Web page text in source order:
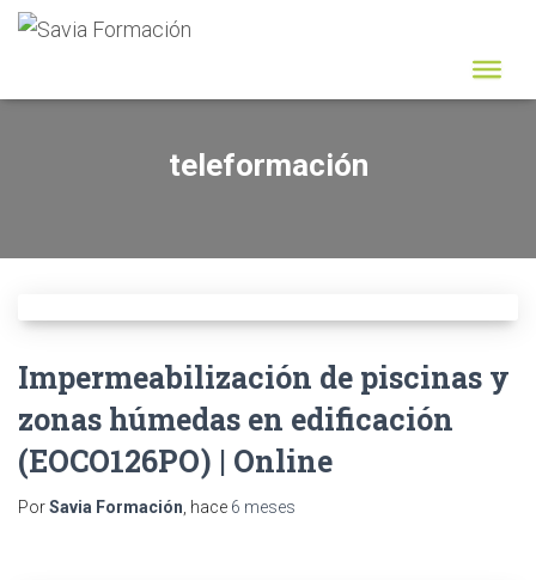
teleformación
Impermeabilización de piscinas y
zonas húmedas en edificación
(EOCO126PO) | Online
PorSavia Formación , hace 6 meses